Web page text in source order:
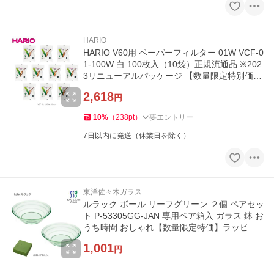
HARIO
HARIO V60用 ペーパーフィルター 01W VCF-0
1-100W 白 100枚入（10袋）正規流通品 ※202
3リニューアルパッケージ 【数量限定特別価
2,618円
10% （238pt） 要エントリー
7日以内に発送（休業日を除く）
東洋佐々木ガラス
ルラック ボール リーフグリーン ２個 ペアセッ
ト P-53305GG-JAN 専用ペア箱入 ガラス 鉢 お
うち時間 おしゃれ【数量限定特価】ラッピン
1,001円